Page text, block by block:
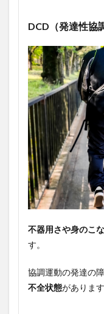
DCD（発達性協
不器用さや身のこ
す。
協調運動の発達の障
不全状態があります